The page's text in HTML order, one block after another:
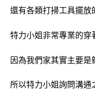
還有各類打掃工具擺放
特力小姐非常專業的穿
因為我們家其實主要是
所以特力小姐詢問溝通